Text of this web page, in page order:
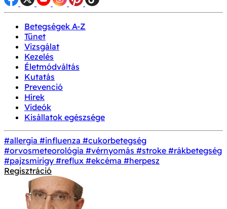
Betegségek A-Z
Tünet
Vizsgálat
Kezelés
Életmódváltás
Kutatás
Prevenció
Hírek
Videók
Kisállatok egészsége
#allergia #influenza #cukorbetegség
#orvosmeteorológia #vérnyomás #stroke #rákbetegség
#pajzsmirigy #reflux #ekcéma #herpesz
Regisztráció